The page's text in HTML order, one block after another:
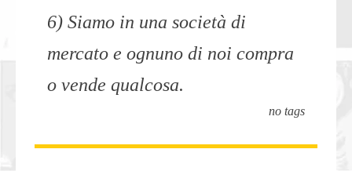
6) Siamo in una società di
mercato e ognuno di noi compra
o vende qualcosa.
no tags